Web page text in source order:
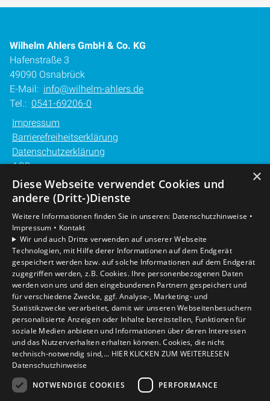
Wilhelm Ahlers GmbH & Co. KG
Hafenstraße 3
49090 Osnabrück
E-Mail: info@wilhelm-ahlers.de
Tel.: 0541-69206-0
Impressum
Barrierefreiheitserklärung
Datenschutzerklärung
AGB
Unsere Bereiche
Gewerbekunden
Karriere
Unternehmen
Kontakt
×
Diese Webseite verwendet Cookies und
andere (Dritt-)Dienste
Weitere Informationen finden Sie in unseren: Datenschutzhinweise •
Impressum • Kontakt
Wir und auch Dritte verwenden auf unserer Webseite
Technologien, mit Hilfe derer Informationen auf dem Endgerät
gespeichert werden bzw. auf solche Informationen auf dem Endgerät
zugegriffen werden, z.B. Cookies. Ihre personenbezogenen Daten
werden von uns und den eingebundenen Partnern gespeichert und
für verschiedene Zwecke, ggf. Analyse-, Marketing- und
Statistikzwecke verarbeitet, damit wir unseren Webseitenbesuchern
personalisierte Anzeigen oder Inhalte bereitstellen, Funktionen für
soziale Medien anbieten und Informationen über deren Interessen
und das Nutzerverhalten erhalten können. Cookies, die nicht
technisch-notwendig sind,... HIER KLICKEN ZUM WEITERLESEN
Datenschutzhinweise
NOTWENDIGE COOKIES
PERFORMANCE